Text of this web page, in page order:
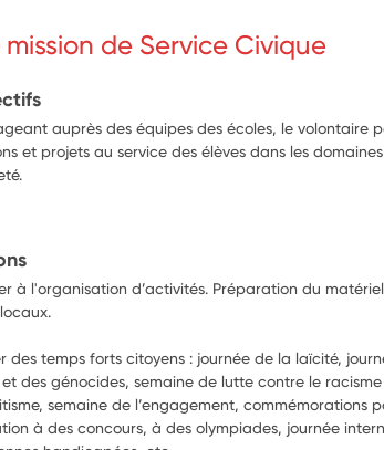
mission de Service Civique
auprès des équipes des écoles, le volontaire
et projets au service des élèves dans les
à l'organisation d’activités. Préparation du
des temps forts citoyens : journée de la laïcité,
et des génocides, semaine de lutte contre le
semaine de l’engagement, commémorations
à des concours, à des olympiades, journée